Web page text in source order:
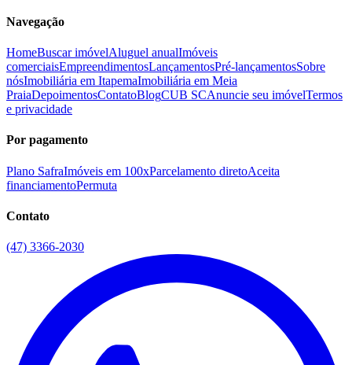
Navegação
HomeBuscar imóvelAluguel anualImóveis
comerciaisEmpreendimentosLançamentosPré-lançamentosSobre
nósImobiliária em ItapemaImobiliária em Meia
PraiaDepoimentosContatoBlogCUB SCAnuncie seu imóvelTermos
e privacidade
Por pagamento
Plano SafraImóveis em 100xParcelamento diretoAceita
financiamentoPermuta
Contato
(47) 3366-2030